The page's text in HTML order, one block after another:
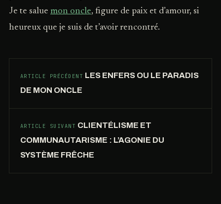
Je te salue mon oncle, figure de paix et d’amour, si
heureux que je suis de t’avoir rencontré.
ARTICLE PRÉCÉDENT LES ENFERS OU LE PARADIS
DE MON ONCLE
ARTICLE SUIVANT CLIENTÉLISME ET
COMMUNAUTARISME : L’AGONIE DU
SYSTÈME FRÊCHE